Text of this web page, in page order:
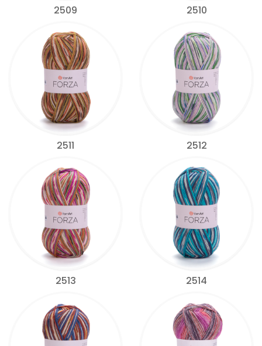
2509 2510
2511 2512
2513 2514